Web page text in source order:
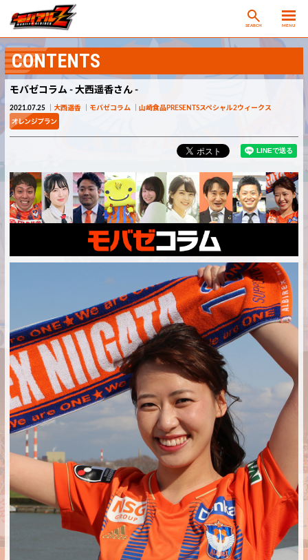
SEARCH MENU
CONTENTS
モバゼコラム - 大西遥香さん -
2021.07.25 大西遥香 モバゼコラム 山崎食品PRESENTSスペシャル2ウィークス